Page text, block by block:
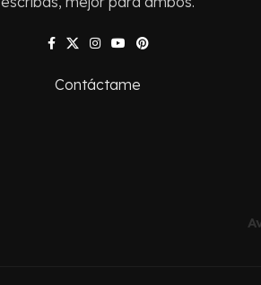
Contáctame